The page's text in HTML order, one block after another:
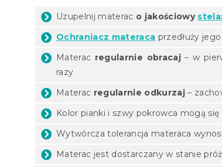
Uzupelnij materac o jakościowy
Ochraniacz materaca przedłuży
Materac regularnie obracaj– w
razy
Materac regularnie odkurzaj –
Kolor pianki i szwy pokrowca mogą się
Wytwórcza tolerancja materaca
Materac jest dostarczany w stanie